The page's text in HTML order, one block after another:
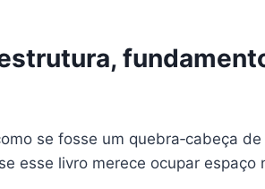
se fosse um quebra‑cabeça de
esse livro merece ocupar espaço